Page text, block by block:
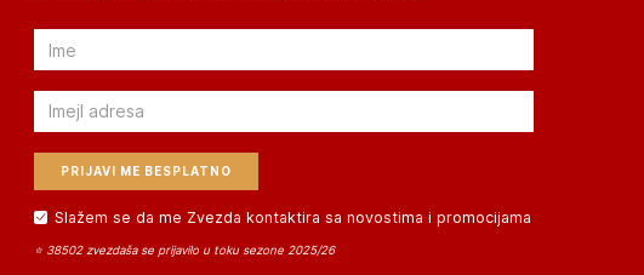
Email
Email
Slažem se da me Zvezda kontaktira sa novostima i promocijama
⭐ 38502 zvezdaša se prijavilo u toku sezone 2025/26